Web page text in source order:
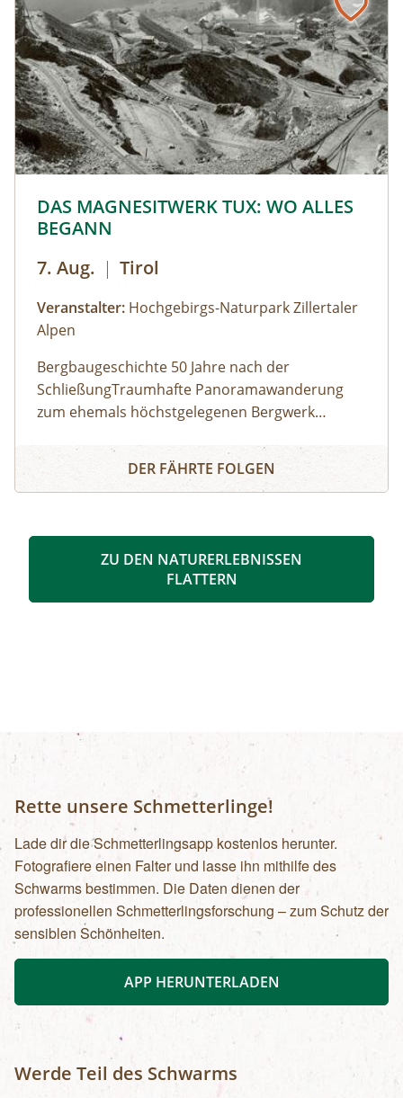
hinauf zum Falkertsee. Begleitet von einem:einer
Biosphärenpark-Ranger:in wandern wir dann
auf den wohl bekanntesten Gipfel des Trails –
den Falkertspitz – und über den langen Rücken
der Totelitzen wieder hinab nach Bad
Kleinkirchheim. Dabei legen wir eine Strecke von
13 km bei 470 m im Aufstieg und 1.340 m im
Abstieg zurück.
DAS MAGNESITWERK TUX: WO ALLES
BEGANN
7. Aug. | Tirol
Veranstalter: Hochgebirgs-Naturpark Zillertaler
Alpen
Bergbaugeschichte 50 Jahre nach der
SchließungTraumhafte Panoramawanderung
zum ehemals höchstgelegenen Bergwerk
Tal kamen, hat mit dem Auffi nden der
Magnesit-Lagerstätten die wichtigste Epoche für
den Lebensunterhalt verdient. Wir wandern von
Nach einer gemütlichen Einkehr am Penkenjoch
bringt uns die Bergbahn zurück ins Tal.
DAS MAGNESITWERK TUX: WO ALLES BEGANN
DER FÄHRTE FOLGEN
ZU DEN NATURERLEBNISSEN
FLATTERN
Rette unsere Schmetterlinge!
Lade dir die Schmetterlingsapp kostenlos herunter.
Fotografiere einen Falter und lasse ihn mithilfe des
Schwarms bestimmen. Die Daten dienen der
professionellen Schmetterlingsforschung – zum Schutz der
sensiblen Schönheiten.
APP HERUNTERLADEN
Werde Teil des Schwarms